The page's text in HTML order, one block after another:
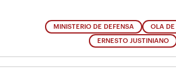
MINISTERIO DE DEFENSA OLA DE
ERNESTO JUSTINIANO